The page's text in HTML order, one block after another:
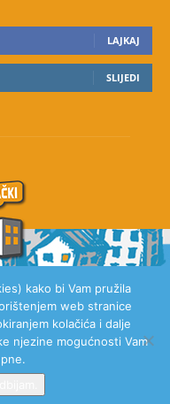
LAJKAJ
SLIJEDI
pridržana.
kako bi Vam pružila
web stranice
kolačića i dalje
njezine mogućnosti Vam